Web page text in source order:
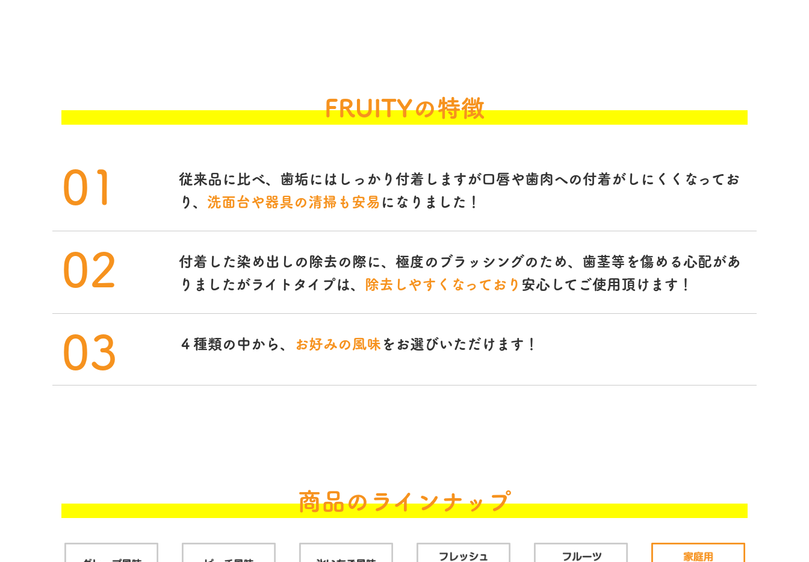
FRUITYの特徴
01
従来品に比べ、歯垢にはしっかり付着しますが口唇や歯肉への付着がしにくくなってお
り、 洗面台や器具の清掃も安易になりました！
02
付着した染め出しの除去の際に、極度のブラッシングのため、歯茎等を傷める心配があ
りましたがライトタイプは、 除去しやすくなっており 安心してご使用頂けます！
03 ４種類の中から、 お好みの風味をお選びいただけます！
商品のラインナップ